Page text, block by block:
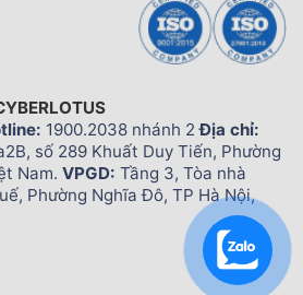
1900.2038 nhánh 2Địa chỉ:
số 289 Khuất Duy Tiến, Phường
Nam. VPGD: Tầng 3, Tòa nhà
Phường Nghĩa Đô, TP Hà Nội,